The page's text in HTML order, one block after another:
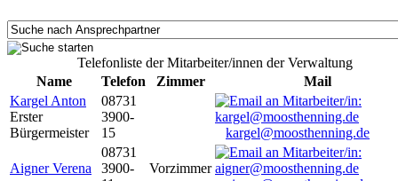
Telefonliste der Mitarbeiter/innen der Verwaltung
Name
Telefon Zimmer
Mail
Kargel Anton
Erster
Bürgermeister
08731
3900-
15
kargel@moosthenning.de
Aigner Verena
08731
3900-
Vorzimmer